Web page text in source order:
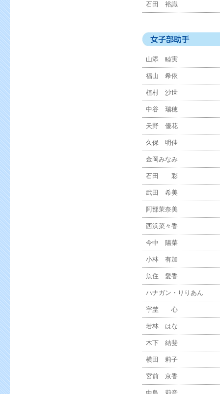
石田 裕識
山添 睦実
福山 希依
植村 沙世
中谷 瑞穂
天野 優花
久保 明佳
金岡みなみ
石田 彩
武田 希美
阿部茉奈美
西浜菜々香
今中 陽菜
小林 有加
魚住 愛香
ハナガン・りりあん
宇埜 心
若林 はな
木下 結斐
横田 莉子
宮前 京香